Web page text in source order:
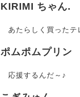
KIRIMI ちゃん.
あたらしく買ったテ
ポムポムプリン
応援するんだ～♪